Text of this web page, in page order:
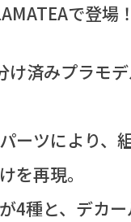
で登場
け済みプラモ
ーツにより、
を再現。
4種と、デカ